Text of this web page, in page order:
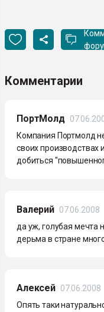
Комментарии
ПортМолд
Компания Портмолд
своих
добиться
Валерий 07.06.2008
да уж, голубая мечта
дерьма в стране
Алексей 07.06.2008
Опять таки